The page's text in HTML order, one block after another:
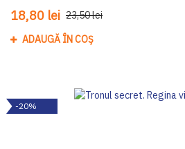
18,80 lei 23,50 lei
ADAUGĂ ÎN COȘ
-20%